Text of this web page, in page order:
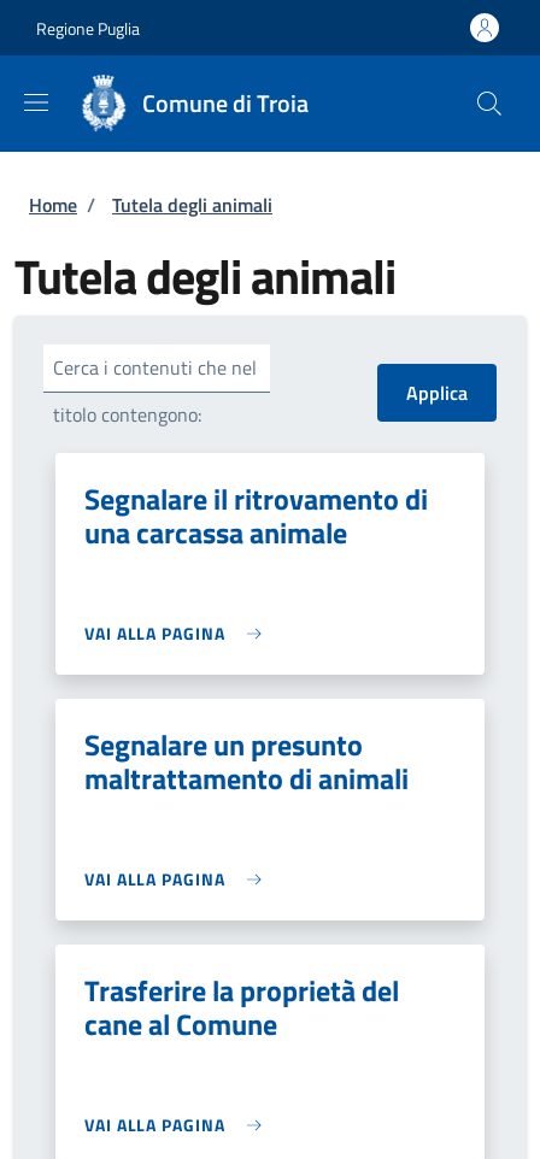
Regione Puglia
Comune di Troia
Briciole di pane
Home / Tutela degli animali
Tutela degli animali
Cerca i contenuti che nel
titolo contengono:
Segnalare il ritrovamento di
una carcassa animale
VAI ALLA PAGINA
Segnalare un presunto
maltrattamento di animali
VAI ALLA PAGINA
Trasferire la proprietà del
cane al Comune
VAI ALLA PAGINA